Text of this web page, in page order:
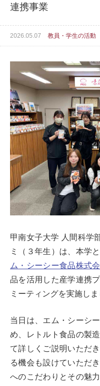
連携事業
2026.05.07 教員・学生の活動
甲南女子大学 人間科
ミ（３年生）は、本学
ム・シーシー食品株式
品を活用した産学連携
ミーティングを実施しま
当日は、エム・シーシ
め、レトルト食品の製
て詳しくご説明いただ
る機会も設けていただ
へのこだわりとその魅